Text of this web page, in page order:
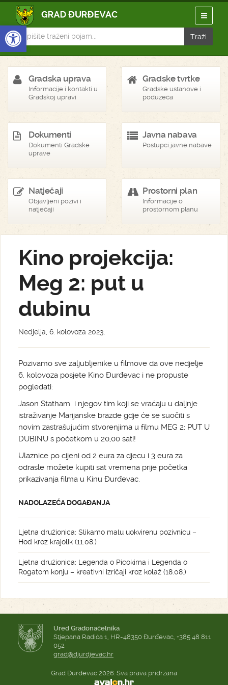
Open toolbar
Gradska uprava
Informacije i kontakti u
Gradskoj upravi
Gradske tvrtke
Gradske ustanove i
poduzeća
Dokumenti
Dokumenti Gradske
uprave
Javna nabava
Postupci javne nabave
Natječaji
Objavljeni pozivi i
natječaji
Prostorni plan
Informacije o
prostornom planu
Kino projekcija:
Meg 2: put u
dubinu
Nedjelja, 6. kolovoza 2023.
Pozivamo sve zaljubljenike u filmove da ove nedjelje
6. kolovoza posjete Kino Đurđevac i ne propuste
pogledati:
Jason Statham i njegov tim koji se vraćaju u daljnje
istraživanje Marijanske brazde gdje će se suočiti s
novim zastrašujućim stvorenjima u filmu MEG 2: PUT U
DUBINU s početkom u 20,00 sati!
Ulaznice po cijeni od 2 eura za djecu i 3 eura za
odrasle možete kupiti sat vremena prije početka
prikazivanja filma u Kinu Đurđevac.
NADOLAZEĆA DOGAĐANJA
Ljetna družionica: Slikamo malu uokvirenu pozivnicu –
Hod kroz krajolik (11.08.)
Ljetna družionica: Legenda o Picokima i Legenda o
Rogatom konju – kreativni izričaji kroz kolaž (18.08.)
Ured Gradonačelnika
Stjepana Radića 1, HR-48350 Đurđevac, +385 48 811
052
grad@djurdjevac.hr
Grad Đurđevac 2026. Sva prava pridržana